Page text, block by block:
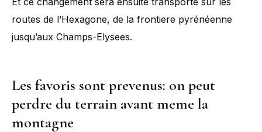
routes de l’Hexagone, de la frontiere pyrénéenne
jusqu’aux Champs-Elysees.
Les favoris sont prevenus: on peut
perdre du terrain avant meme la
montagne